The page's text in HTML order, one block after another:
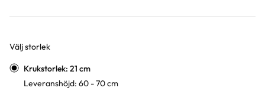
Välj storlek
Varianter
Krukstorlek: 21 cm
Leveranshöjd: 60 - 70 cm